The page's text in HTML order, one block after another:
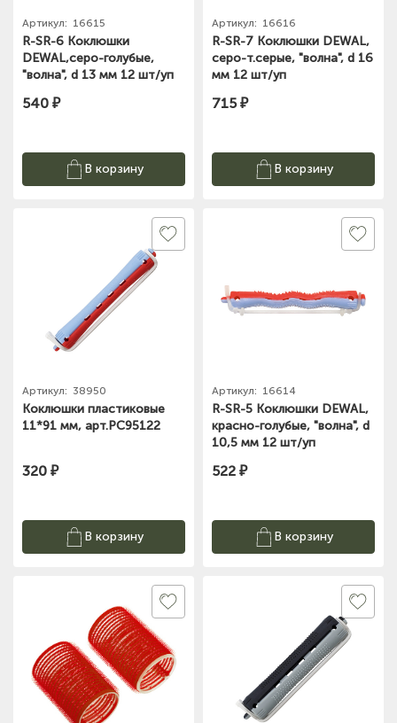
Артикул: 16615
R-SR-6 Коклюшки
DEWAL,серо-голубые,
"волна", d 13 мм 12 шт/уп
540 ₽
В корзину
Артикул: 16616
R-SR-7 Коклюшки DEWAL,
серо-т.серые, "волна", d 16
мм 12 шт/уп
715 ₽
В корзину
Артикул: 38950
Коклюшки пластиковые
11*91 мм, арт.PC95122
320 ₽
В корзину
Артикул: 16614
R-SR-5 Коклюшки DEWAL,
красно-голубые, "волна", d
10,5 мм 12 шт/уп
522 ₽
В корзину